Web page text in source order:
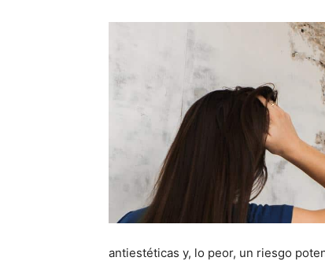
antiestéticas y, lo peor, un riesgo